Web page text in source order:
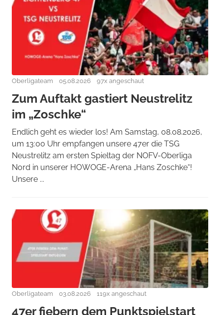
Oberligateam 05.08.2026 97x angeschaut
Zum Auftakt gastiert Neustrelitz
im „Zoschke“
Endlich geht es wieder los! Am Samstag, 08.08.2026,
um 13:00 Uhr empfangen unsere 47er die TSG
Neustrelitz am ersten Spieltag der NOFV-Oberliga
Nord in unserer HOWOGE-Arena „Hans Zoschke“!
Unsere ...
Oberligateam 03.08.2026 119x angeschaut
47er fiebern dem Punktspielstart